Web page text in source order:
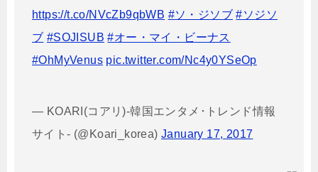
https://t.co/NVcZb9qbWB #ソ・ジソブ #ソジソ
ブ #SOJISUB #オー・マイ・ビーナス
#OhMyVenus pic.twitter.com/Nc4y0YSeOp
— KOARI(コアリ)-韓国エンタメ･トレンド情報
サイト- (@Koari_korea)January 17, 2017